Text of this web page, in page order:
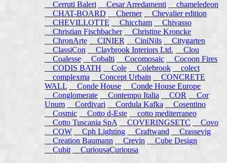
Cerruti Baleri
Cesar Arredamenti
chameledeon
CHAT-BOARD
Cherner
Chevalier edition
CHEVILLOTTE
Chiccham
Chivasso
Christian Fischbacher
Christine Kroncke
ChronArte
CINIER CiniNils
Citygarten
ClassiCon
Claybrook Interiors Ltd.
Clou
Coalesse
Cobalti Cocomosaic
Cocoon Fires
CODIS BATH
Cole Colebrook
colect
complexma
Concept Urbain
CONCRETE
WALL
Conde House
Conde House Europe
Conglomerate
Contempo Italia COR
Cor
Unum
Cordivari Cordula Kafka
Cosentino
Cosmic
Cotto d-Este
cotto mediterraneo
Cotto Tuscania SpA
COVERINGSETC
Covo
COW
Cph Lighting Craftwand
Crassevig
Creation Baumann
Crevin
Cube Design
Cubit
CuriousaCuriousa